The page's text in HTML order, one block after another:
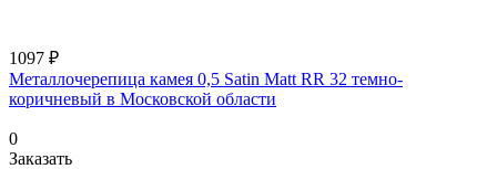
1097 ₽
Металлочерепица камея 0,5 Satin Matt RR 32 темно-
коричневый в Московской области
0
Заказать